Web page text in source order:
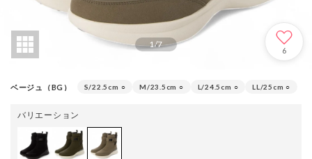
1/7
6
ベージュ（BG） S/22.5cm ○ M/23.5cm ○ L/24.5cm ○ LL/25cm ○
バリエーション